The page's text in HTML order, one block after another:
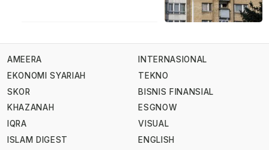
AMEERA
EKONOMI SYARIAH
SKOR
KHAZANAH
IQRA
ISLAM DIGEST
INTERNASIONAL
TEKNO
BISNIS FINANSIAL
ESGNOW
VISUAL
ENGLISH